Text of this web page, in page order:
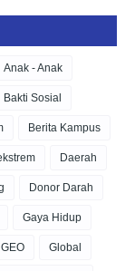
Anak - Anak
Bakti Sosial
Berita Kampus
Daerah
Donor Darah
Gaya Hidup
GEO Global